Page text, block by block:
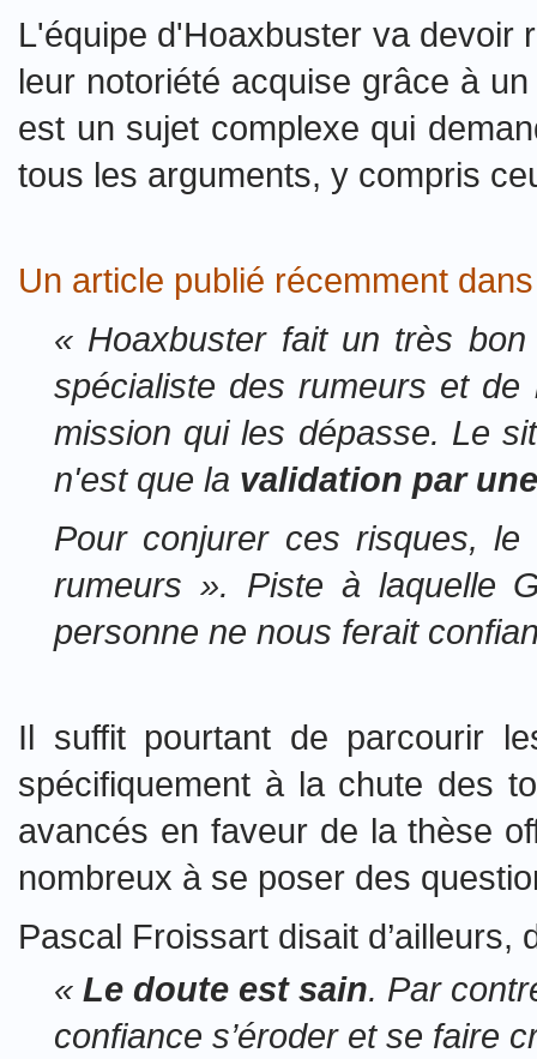
L'équipe d'Hoaxbuster va devoir
leur notoriété acquise grâce à
est un sujet complexe qui
tous les arguments, y compris
Un article publié récemment
« Hoaxbuster fait un très
spécialiste des rumeurs et
mission qui les dépasse. Le
n'est que la validation par
Pour conjurer ces risques,
rumeurs ». Piste à laquelle
personne ne nous ferait
Il suffit pourtant de parcourir
spécifiquement à la chute des
avancés en faveur de la thèse
nombreux à se poser des
Pascal Froissart disait d’ailleurs,
« Le doute est sain. Par
confiance s’éroder et se faire